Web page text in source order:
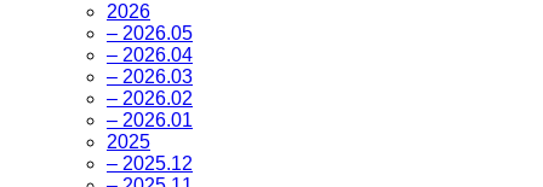
2026
– 2026.05
– 2026.04
– 2026.03
– 2026.02
– 2026.01
2025
– 2025.12